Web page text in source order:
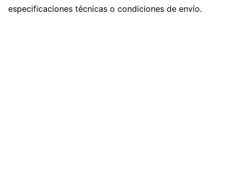
especificaciones técnicas o condiciones de envío.